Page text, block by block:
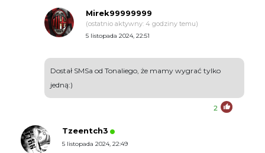
Mirek99999999
(ostatnio aktywny: 4 godziny temu)
5 listopada 2024, 22:51
Dostał SMSa od Tonaliego, że mamy wygrać tylko
jedną:)
2
Tzeentch3
5 listopada 2024, 22:49